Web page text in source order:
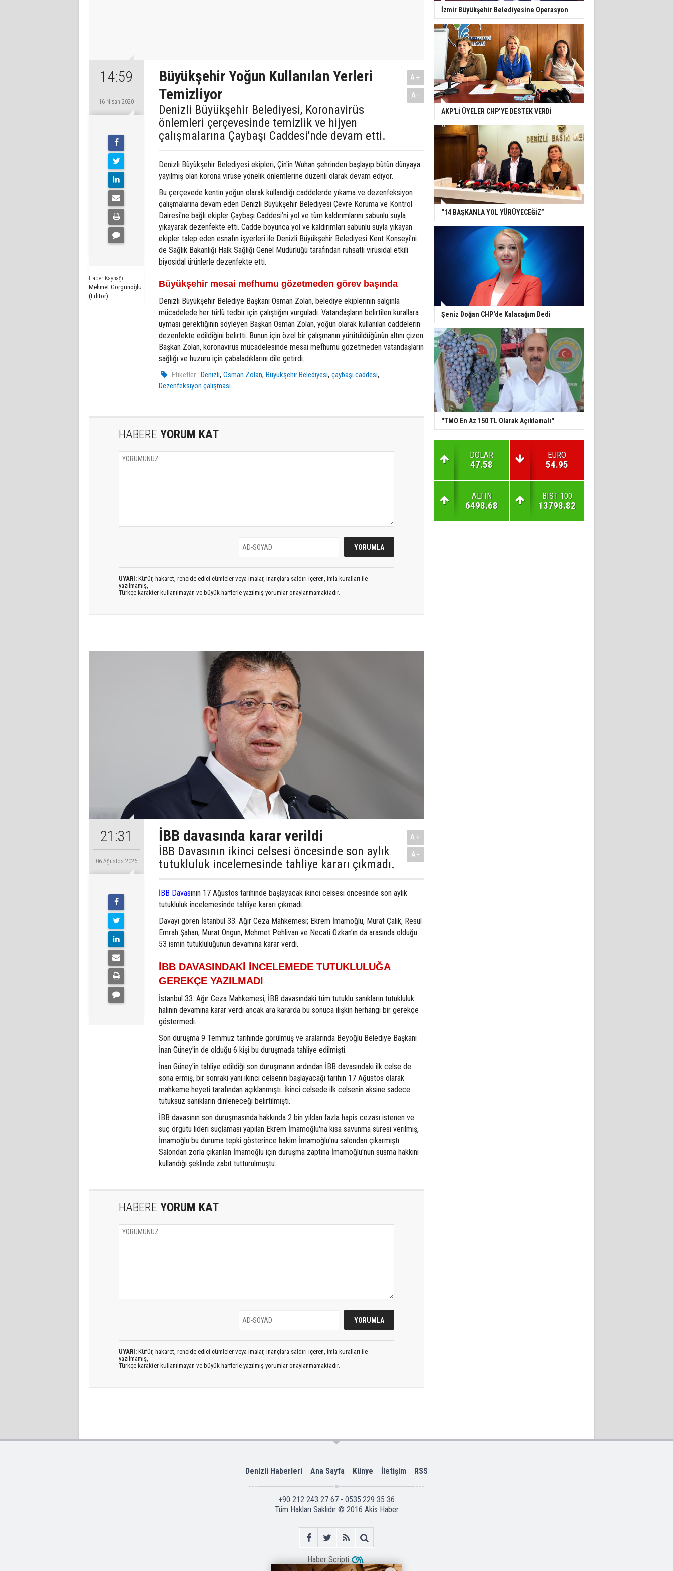
14:59
16 Nisan 2020
Haber Kaynağı
Mehmet Görgünoğlu
(Editör)
Büyükşehir Yoğun Kullanılan Yerleri
Temizliyor
Denizli Büyükşehir Belediyesi, Koronavirüs
önlemleri çerçevesinde temizlik ve hijyen
çalışmalarına Çaybaşı Caddesi'nde devam etti.
A+
A-
Denizli Büyükşehir Belediyesi ekipleri, Çin'in Wuhan şehrinden başlayıp bütün dünyaya
yayılmış olan korona virüse yönelik önlemlerine düzenli olarak devam ediyor.
Bu çerçevede kentin yoğun olarak kullandığı caddelerde yıkama ve dezenfeksiyon
çalışmalarına devam eden Denizli Büyükşehir Belediyesi Çevre Koruma ve Kontrol
Dairesi'ne bağlı ekipler Çaybaşı Caddesi’ni yol ve tüm kaldırımlarını sabunlu suyla
yıkayarak dezenfekte etti. Cadde boyunca yol ve kaldırımları sabunlu suyla yıkayan
ekipler talep eden esnafın işyerleri ile Denizli Büyükşehir Belediyesi Kent Konseyi’ni
de Sağlık Bakanlığı Halk Sağlığı Genel Müdürlüğü tarafından ruhsatlı virüsidal etkili
biyosidal ürünlerle dezenfekte etti.
Büyükşehir mesai mefhumu gözetmeden görev başında
Denizli Büyükşehir Belediye Başkanı Osman Zolan, belediye ekiplerinin salgınla
mücadelede her türlü tedbir için çalıştığını vurguladı. Vatandaşların belirtilen kurallara
uyması gerektiğinin söyleyen Başkan Osman Zolan, yoğun olarak kullanılan caddelerin
dezenfekte edildiğini belirtti. Bunun için özel bir çalışmanın yürütüldüğünün altını çizen
Başkan Zolan, koronavirüs mücadelesinde mesai mefhumu gözetmeden vatandaşların
sağlığı ve huzuru için çabaladıklarını dile getirdi.
Etiketler : Denizli,Osman Zolan,Büyükşehir Belediyesi,çaybaşı caddesi,
Dezenfeksiyon çalışması
HABERE YORUM KAT
UYARI: Küfür, hakaret, rencide edici cümleler veya imalar, inançlara saldırı içeren, imla kuralları ile
yazılmamış,
Türkçe karakter kullanılmayan ve büyük harflerle yazılmış yorumlar onaylanmamaktadır.
21:31
06 Ağustos 2026
İBB davasında karar verildi
İBB Davasının ikinci celsesi öncesinde son aylık
tutukluluk incelemesinde tahliye kararı çıkmadı.
A+
A-
İBB Davasının 17 Ağustos tarihinde başlayacak ikinci celsesi öncesinde son aylık
tutukluluk incelemesinde tahliye kararı çıkmadı.
Davayı gören İstanbul 33. Ağır Ceza Mahkemesi; Ekrem İmamoğlu, Murat Çalık, Resul
Emrah Şahan, Murat Ongun, Mehmet Pehlivan ve Necati Özkan’ın da arasında olduğu
53 ismin tutukluluğunun devamına karar verdi.
İBB DAVASINDAKİ İNCELEMEDE TUTUKLULUĞA
GEREKÇE YAZILMADI
İstanbul 33. Ağır Ceza Mahkemesi, İBB davasındaki tüm tutuklu sanıkların tutukluluk
halinin devamına karar verdi ancak ara kararda bu sonuca ilişkin herhangi bir gerekçe
göstermedi.
Son duruşma 9 Temmuz tarihinde görülmüş ve aralarında Beyoğlu Belediye Başkanı
İnan Güney'in de olduğu 6 kişi bu duruşmada tahliye edilmişti.
İnan Güney'in tahliye edildiği son duruşmanın ardından İBB davasındaki ilk celse de
sona ermiş, bir sonraki yani ikinci celsenin başlayacağı tarihin 17 Ağustos olarak
mahkeme heyeti tarafından açıklanmıştı. İkinci celsede ilk celsenin aksine sadece
tutuksuz sanıkların dinleneceği belirtilmişti.
İBB davasının son duruşmasında hakkında 2 bin yıldan fazla hapis cezası istenen ve
suç örgütü lideri suçlaması yapılan Ekrem İmamoğlu'na kısa savunma süresi verilmiş,
İmamoğlu bu duruma tepki gösterince hakim İmamoğlu'nu salondan çıkarmıştı.
Salondan zorla çıkarılan İmamoğlu için duruşma zaptına İmamoğlu'nun susma hakkını
kullandığı şeklinde zabıt tutturulmuştu.
HABERE YORUM KAT
UYARI: Küfür, hakaret, rencide edici cümleler veya imalar, inançlara saldırı içeren, imla kuralları ile
yazılmamış,
Türkçe karakter kullanılmayan ve büyük harflerle yazılmış yorumlar onaylanmamaktadır.
İzmir Büyükşehir Belediyesine Operasyon
AKP'Lİ ÜYELER CHP’YE DESTEK VERDİ
“14 BAŞKANLA YOL YÜRÜYECEĞİZ”
Şeniz Doğan CHP'de Kalacağım Dedi
''TMO En Az 150 TL Olarak Açıklamalı''
DOLAR
47.58
EURO
54.95
ALTIN
6498.68
BIST 100
13798.82
Denizli Haberleri Ana Sayfa Künye İletişim RSS
+90 212 243 27 67 - 0535.229 35 36
Tüm Hakları Saklıdır © 2016 Akis Haber
Haber Scripti